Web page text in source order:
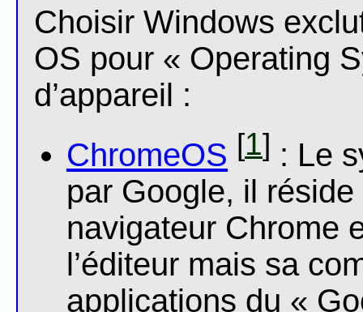
Choisir Windows
OS pour « Operating
d’appareil :
ChromeOS [1] : Le
par Google, il
navigateur Chrome
l’éditeur mais sa
applications du «